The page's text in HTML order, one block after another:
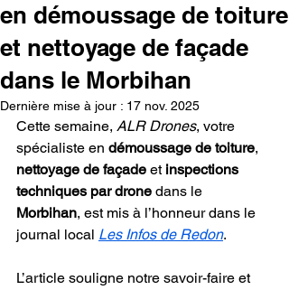
en démoussage de toiture
et nettoyage de façade
dans le Morbihan
Dernière mise à jour : 17 nov. 2025
Cette semaine, ALR Drones, votre
spécialiste en démoussage de toiture,
nettoyage de façade et inspections
techniques par drone dans le
Morbihan, est mis à l’honneur dans le
journal local Les Infos de Redon.
L’article souligne notre savoir-faire et